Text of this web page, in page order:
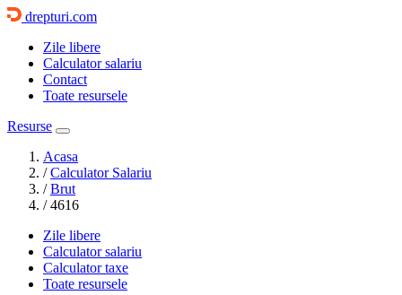
drepturi.com
Zile libere
Calculator salariu
Contact
Toate resursele
Resurse
Acasa
/ Calculator Salariu
/ Brut
/ 4616
Zile libere
Calculator salariu
Calculator taxe
Toate resursele